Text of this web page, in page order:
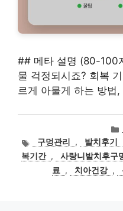
## 메타 설명 (80-100
물 걱정되시죠? 회복
르게 아물게 하는 방법
태
그
구멍관리 , 발치후기
복기간 , 사랑니발치후구
료
, 치아건강 ,